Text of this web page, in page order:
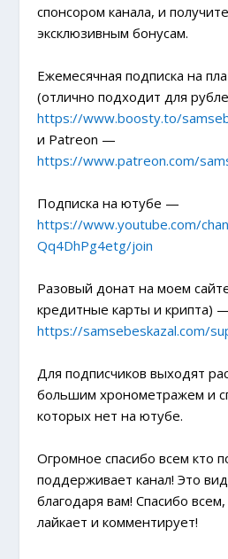
спонсором канала, и
эксклюзивным бонусам.
Ежемесячная подписка на
(отлично подходит для
https://www.boosty.to/
и Patreon —
https://www.patreon.com/
Подписка на ютубе —
https://www.youtube.com/
Qq4DhPg4etg/join
Разовый донат на моем
кредитные карты и крипта)
https://samsebeskazal.com/
Для подписчиков выходят
большим хронометражем и
которых нет на ютубе.
Огромное спасибо всем кто
поддерживает канал! Это
благодаря вам! Спасибо
лайкает и комментирует!